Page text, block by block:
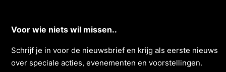
Voor wie niets wil missen..
Schrĳf je in voor de nieuwsbrief en krĳg als eerste nieuws
over speciale acties, evenementen en voorstellingen.